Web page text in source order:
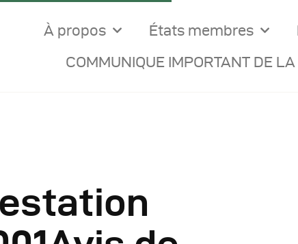
À propos États membres
COMMUNIQUE IMPORTANT DE
Documents Officiels